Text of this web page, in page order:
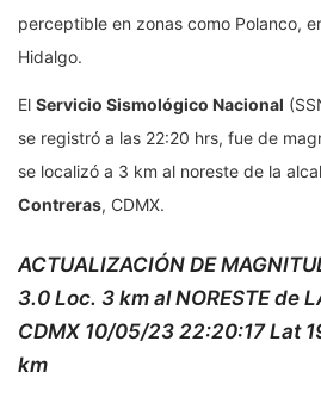
perceptible en zonas como Polanco,
Hidalgo.
El Servicio Sismológico Nacional
se registró a las 22:20 hrs, fue de
se localizó a 3 km al noreste de la
Contreras, CDMX.
ACTUALIZACIÓN DE
3.0 Loc. 3 km al NORESTE de
CDMX 10/05/23 22:20:17 Lat
km